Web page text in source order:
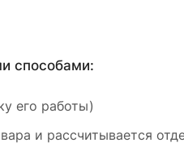
способами:
его работы)
и рассчитывается